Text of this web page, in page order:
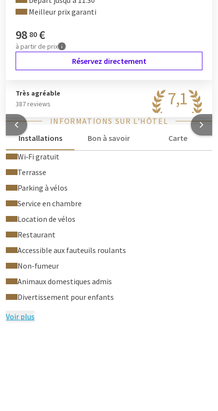
Une chambre triple est disponible sur demande, 30 € par nuit
Des chambres communicantes sont disponibles sur demande
(sous réserve de disponibilité).
Meilleur prix garanti
98 80 €
à partir de prix
Réservez directement
7,1
Très agréable
387 reviews
INFORMATIONS SUR L'HÔTEL
Installations
Bon à savoir
Carte
Wi‑Fi gratuit
Terrasse
Parking à vélos
Service en chambre
Location de vélos
Restaurant
Accessible aux fauteuils roulants
Non-fumeur
Animaux domestiques admis
Divertissement pour enfants
Voir plus